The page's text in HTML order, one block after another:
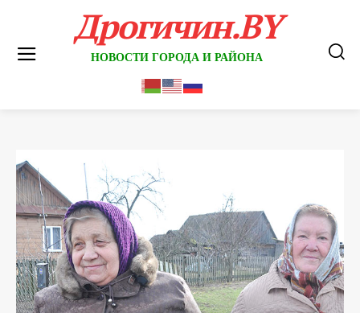
Дрогичин.BY
НОВОСТИ ГОРОДА И РАЙОНА